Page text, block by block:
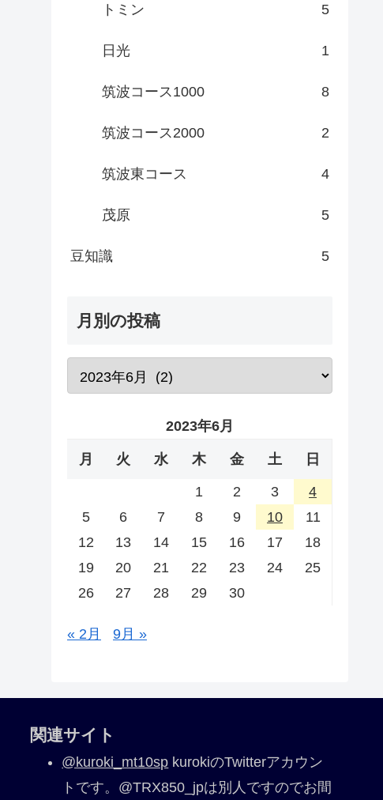
トミン 5
日光 1
筑波コース1000 8
筑波コース2000 2
筑波東コース 4
茂原 5
豆知識 5
月別の投稿
2023年6月
月 火 水 木 金 土 日
1 2 3
4
5
6 7 8 9 10
11
12
13 14 15 16 17
18
19
20 21 22 23 24
25
26
27 28 29 30
« 2月 9月 »
関連サイト
@kuroki_mt10sp kurokiのTwitterアカウン
トです。@TRX850_jpは別人ですのでお間